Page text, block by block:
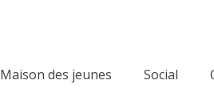
Maison des jeunes Social